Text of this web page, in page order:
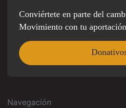
Conviértete en parte del
Movimiento con tu
Navegación